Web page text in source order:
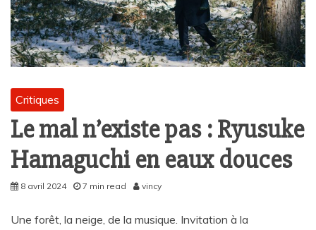
Critiques
Le mal n’existe pas : Ryusuke
Hamaguchi en eaux douces
8 avril 2024 7 min read vincy
Une forêt, la neige, de la musique. Invitation à la